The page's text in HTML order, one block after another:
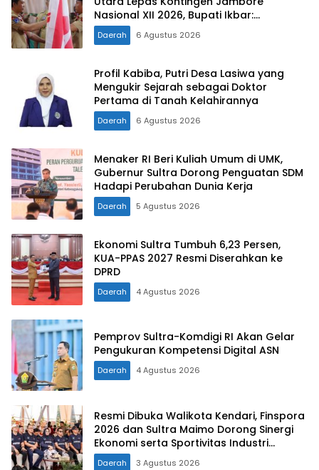
Nasional XII 2026, Bupati Ikbar:
Tunjukkan Karakter Generasi Muda
Konut yang Disiplin dan Berprestasi
Daerah 6 Agustus 2026
Profil Kabiba, Putri Desa Lasiwa yang
Mengukir Sejarah sebagai Doktor
Pertama di Tanah Kelahirannya
Daerah 6 Agustus 2026
Menaker RI Beri Kuliah Umum di UMK,
Gubernur Sultra Dorong Penguatan SDM
Hadapi Perubahan Dunia Kerja
Daerah 5 Agustus 2026
Ekonomi Sultra Tumbuh 6,23 Persen,
KUA-PPAS 2027 Resmi Diserahkan ke
DPRD
Daerah 4 Agustus 2026
Pemprov Sultra-Komdigi RI Akan Gelar
Pengukuran Kompetensi Digital ASN
Daerah 4 Agustus 2026
Resmi Dibuka Walikota Kendari, Finspora
2026 dan Sultra Maimo Dorong Sinergi
Ekonomi serta Sportivitas Industri
Keuangan
Daerah 3 Agustus 2026